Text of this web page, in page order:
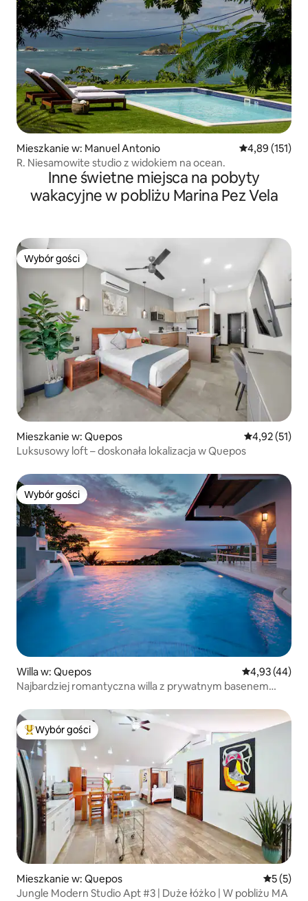
Mieszkanie w: Manuel Antonio Średnia
4,89 (151)
R. Niesamowite studio z widokiem na ocean.
Inne świetne miejsca na pobyty
wakacyjne w pobliżu Marina Pez Vela
Wybór gości
Wybór gości
Mieszkanie w: Quepos Średnia
4,92 (51)
Luksusowy loft – doskonała lokalizacja w Quepos
Wybór gości
Wybór gości
Willa w: Quepos Średnia
4,93 (44)
Najbardziej romantyczna willa z prywatnym basenem
Najpopularniejsze z kategorii Wybór gości
Wybór gości
Mieszkanie w: Quepos Średnia
5 (5)
Jungle Modern Studio Apt #3 | Duże łóżko | W pobliżu MA